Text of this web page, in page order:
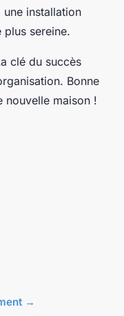
installation
plus sereine.
clé du succès
Bonne
nouvelle maison !
→